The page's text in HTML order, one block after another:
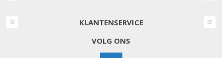
KLANTENSERVICE
VOLG ONS